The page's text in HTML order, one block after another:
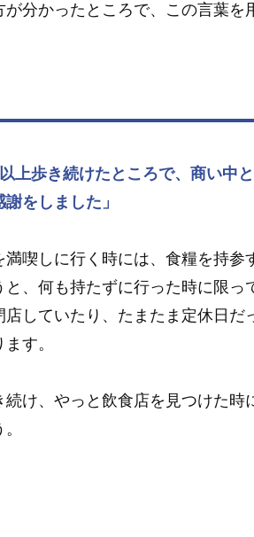
分かったところで、この言葉を
上歩き続けたところで、商い中
をしました」
満喫しに行く時には、食糧を持参
と、何も持たずに行った時に限
していたり、たまたま定休日だ
す。
け、やっと飲食店を見つけた